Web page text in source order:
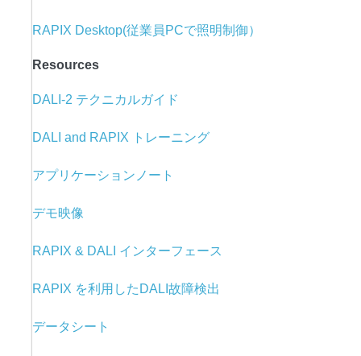
RAPIX Desktop(従業員PCで照明制御）
Resources
DALI-2 テクニカルガイド
DALI and RAPIX トレーニング
アプリケーションノート
デモ映像
RAPIX & DALI インターフェース
RAPIX を利用した DALI故障検出
データシート